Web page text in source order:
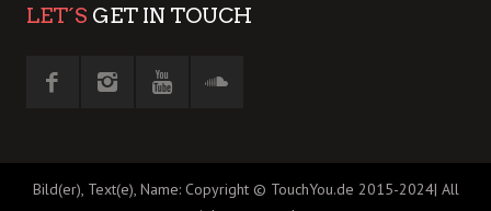
LET´S GET IN TOUCH
Bild(er), Text(e), Name: Copyright © TouchYou.de 2015-2024| All